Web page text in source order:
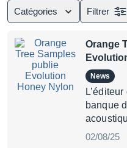
Catégories Filtrer
Orange
News
banque
02/08/25